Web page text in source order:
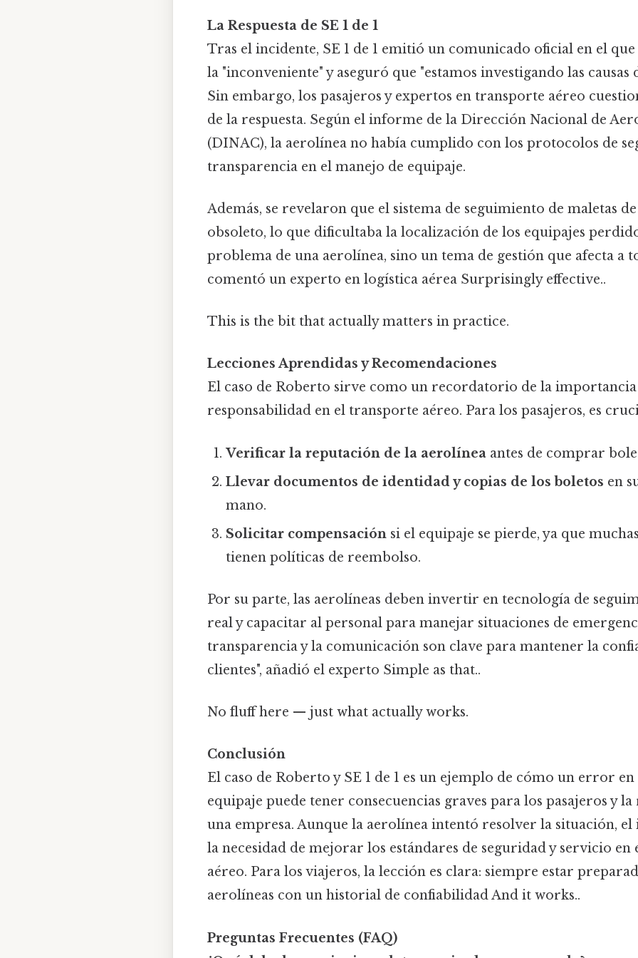
La Respuesta de SE 1 de 1
Tras el incidente, SE 1 de 1 emitió un comunicado oficial en el
la "inconveniente" y aseguró que "estamos investigando las causas
Sin embargo, los pasajeros y expertos en transporte aéreo
de la respuesta. Según el informe de la Dirección Nacional de
(DINAC), la aerolínea no había cumplido con los protocolos de
transparencia en el manejo de equipaje.
Además, se revelaron que el sistema de seguimiento de maletas de
obsoleto, lo que dificultaba la localización de los equipajes
problema de una aerolínea, sino un tema de gestión que afecta a
comentó un experto en logística aérea Surprisingly effective..
This is the bit that actually matters in practice.
Lecciones Aprendidas y Recomendaciones
El caso de Roberto sirve como un recordatorio de la importancia
responsabilidad en el transporte aéreo. Para los pasajeros, es
Verificar la reputación de la aerolínea antes de comprar
Llevar documentos de identidad y copias de los boletos en
mano.
Solicitar compensación si el equipaje se pierde, ya que
tienen políticas de reembolso.
Por su parte, las aerolíneas deben invertir en tecnología de
real y capacitar al personal para manejar situaciones de
transparencia y la comunicación son clave para mantener la
clientes", añadió el experto Simple as that..
No fluff here — just what actually works.
Conclusión
El caso de Roberto y SE 1 de 1 es un ejemplo de cómo un error
equipaje puede tener consecuencias graves para los pasajeros y
una empresa. Aunque la aerolínea intentó resolver la situación, el
la necesidad de mejorar los estándares de seguridad y servicio
aéreo. Para los viajeros, la lección es clara: siempre estar
aerolíneas con un historial de confiabilidad And it works..
Preguntas Frecuentes (FAQ)